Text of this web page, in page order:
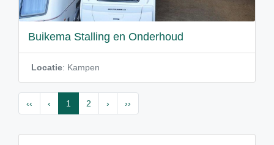
Buikema Stalling en Onderhoud
Locatie: Kampen
‹‹ ‹ 1 2 › ››